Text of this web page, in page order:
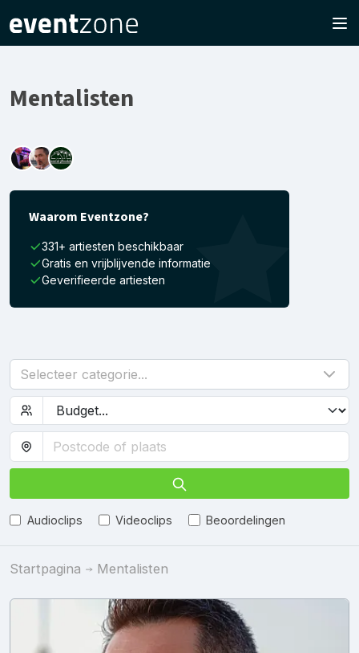
Mentalisten
Waarom Eventzone?
331+ artiesten beschikbaar
Gratis en vrijblijvende informatie
Geverifieerde artiesten
Selecteer categorie...
Audioclips Videoclips Beoordelingen
Startpagina Mentalisten